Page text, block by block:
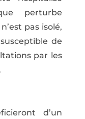
perturbe
pas isolé,
de
par les
d’un